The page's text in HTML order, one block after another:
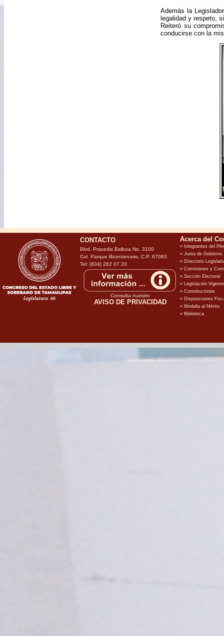
Además la
legalidad y respeto,
Reiteró su
conducirse con la
CONTACTO
Blvd. Praxedis Balboa No. 3100
Col. Parque Bicentenario, C.P. 87083
Tel: (834) 262 07 20
Consulta nuestro
AVISO DE PRIVACIDAD